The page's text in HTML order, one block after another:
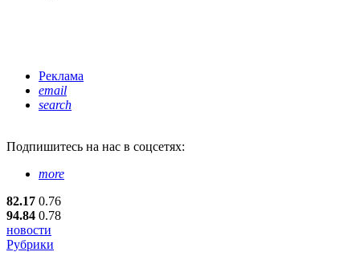
Реклама
email
search
Подпишитесь на нас в соцсетях:
more
82.17 0.76
94.84 0.78
новости
Рубрики